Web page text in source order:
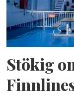
Stökig